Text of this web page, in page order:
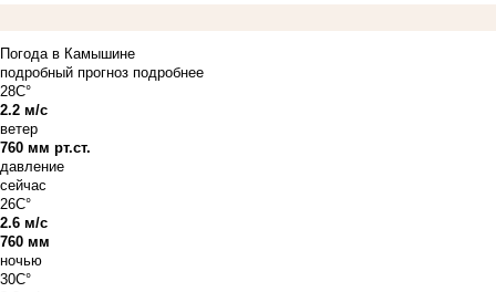
Погода в Камышине
подробный прогноз подробнее
28C°
2.2 м/с
ветер
760 мм рт.ст.
давление
сейчас
26C°
2.6 м/с
760 мм
ночью
30C°